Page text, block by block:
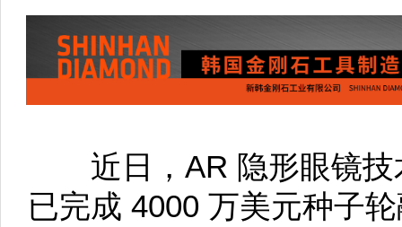
近日，AR 隐形眼镜技
已完成 4000 万美元种子